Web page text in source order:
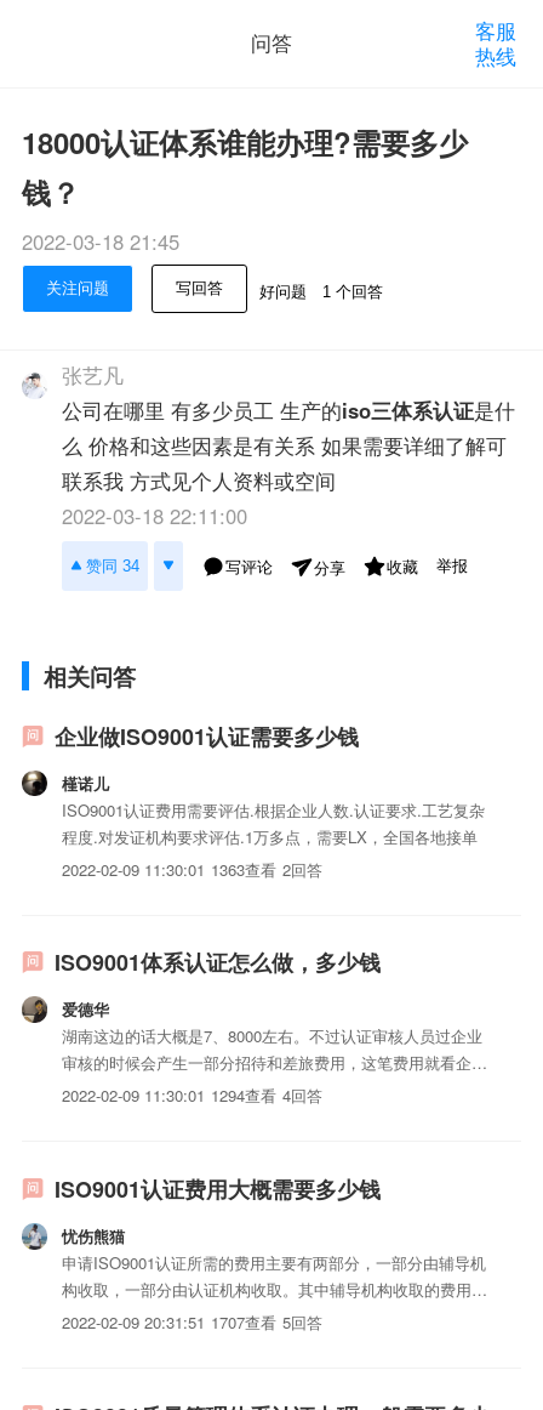
问答
客服
热线
18000认证体系谁能办理?需要多少
钱？
2022-03-18 21:45
关注问题 写回答 好问题 1 个回答
张艺凡
公司在哪里 有多少员工 生产的iso三体系认证是什
么 价格和这些因素是有关系 如果需要详细了解可
联系我 方式见个人资料或空间
2022-03-18 22:11:00
赞同 34 写评论 分享 收藏 举报
相关问答
企业做ISO9001认证需要多少钱
槿诺儿
ISO9001认证费用需要评估.根据企业人数.认证要求.工艺复杂
程度.对发证机构要求评估.1万多点，需要LX，全国各地接单
2022-02-09 11:30:01 1363查看 2回答
ISO9001体系认证怎么做，多少钱
爱德华
湖南这边的话大概是7、8000左右。不过认证审核人员过企业
审核的时候会产生一部分招待和差旅费用，这笔费用就看企业
自己了。不要对审核老师太差哦，虽然不会不让你通过，但是
2022-02-09 11:30:01 1294查看 4回答
ISO9001认证费用大概需要多少钱
忧伤熊猫
申请ISO9001认证所需的费用主要有两部分，一部分由辅导机
构收取，一部分由认证机构收取。其中辅导机构收取的费用为
咨询费，由辅导机构帮助企业完善体系相关iso三体系认证，
2022-02-09 20:31:51 1707查看 5回答